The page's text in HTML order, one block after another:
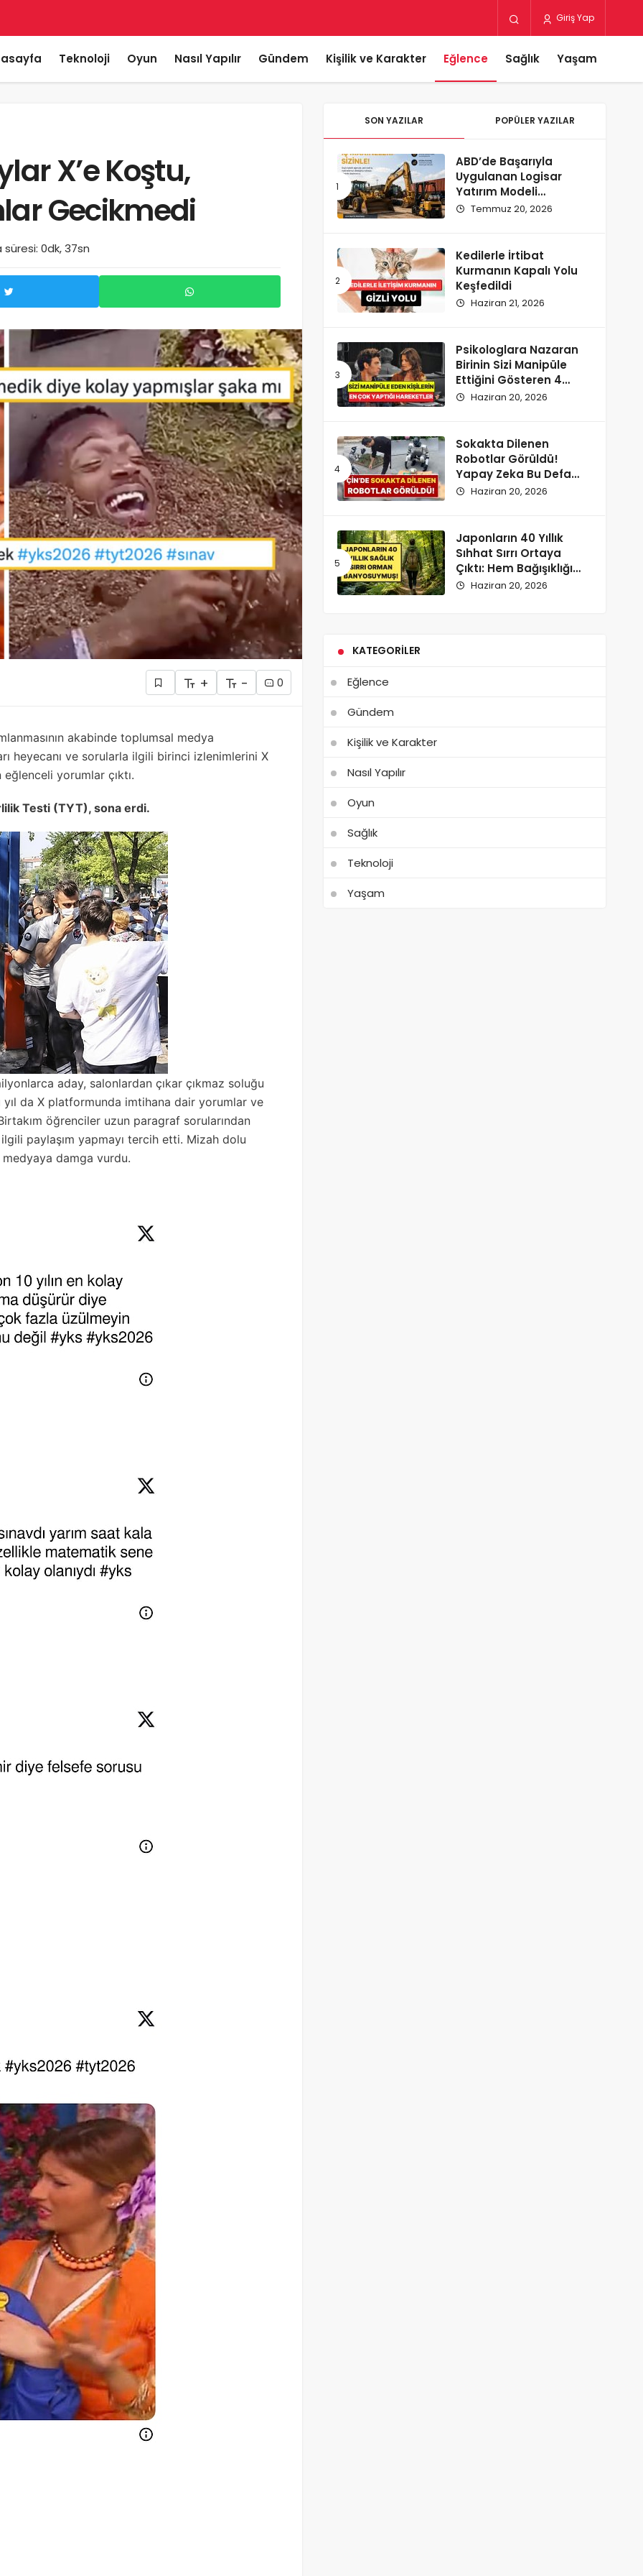
Giriş Yap
Teknoloji Oyun Nasıl Yapılır Gündem Kişilik ve Karakter Eğlence Sağlık Yaşam
X’e Koştu,
Gecikmedi
süresi: 0dk, 37sn
+ - 0
akabinde toplumsal medya
heyecanı ve sorularla ilgili birinci izlenimlerini X
yorumlar çıktı.
Testi (TYT), sona erdi.
aday, salonlardan çıkar çıkmaz soluğu
da X platformunda imtihana dair yorumlar ve
öğrenciler uzun paragraf sorularından
ilgili paylaşım yapmayı tercih etti. Mizah dolu
damga vurdu.
SON YAZILAR POPÜLER YAZILAR
ABD’de Başarıyla
Uygulanan Logisar
Yatırım Modeli
Türkiye’ye Geliyor
Temmuz 20, 2026
Kedilerle İrtibat
Kurmanın Kapalı Yolu
Keşfedildi
Haziran 21, 2026
Psikologlara Nazaran
Birinin Sizi Manipüle
Ettiğini Gösteren 4
Zımnî İşaret
Haziran 20, 2026
Sokakta Dilenen
Robotlar Görüldü!
Yapay Zeka Bu Defa
Kaldırıma İndi
Haziran 20, 2026
Japonların 40 Yıllık
Sıhhat Sırrı Ortaya
Çıktı: Hem Bağışıklığı
Hem Hafızayı Uçuruyor
Haziran 20, 2026
KATEGORILER
Eğlence
Gündem
Kişilik ve Karakter
Nasıl Yapılır
Oyun
Sağlık
Teknoloji
Yaşam